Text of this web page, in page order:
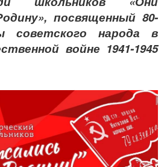
посвященный 80-
советского народа в
войне 1941-1945